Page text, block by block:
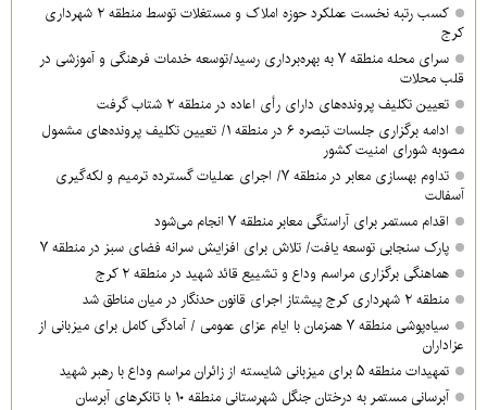
کسب رتبه نخست عملکرد حوزه املاک و مستغلات توسط منطقه ۲ شهرداری
کرج
سرای محله منطقه ۷ به بهره‌برداری رسید/توسعه خدمات فرهنگی و آموزشی در
قلب محلات
تعیین تکلیف پرونده‌های دارای رأی اعاده در منطقه ۲ شتاب گرفت
ادامه برگزاری جلسات تبصره ۶ در منطقه ۱/ تعیین تکلیف پرونده‌های مشمول
مصوبه شورای امنیت کشور
تداوم بهسازی معابر در منطقه ۷/ اجرای عملیات گسترده ترمیم و لکه‌گیری
آسفالت
اقدام مستمر برای آراستگی معابر منطقه ۷ انجام می‌شود
پارک سنجابی توسعه یافت/ تلاش برای افزایش سرانه فضای سبز در منطقه ۷
هماهنگی برگزاری مراسم وداع و تشییع قائد شهید در منطقه ۲ کرج
منطقه ۲ شهرداری کرج پیشتاز اجرای قانون حدنگار در میان مناطق شد
سیاه‌پوشی منطقه ۷ همزمان با ایام عزای عمومی / آمادگی کامل برای میزبانی از
عزاداران
تمهیدات منطقه ۵ برای میزبانی شایسته از زائران مراسم وداع با رهبر شهید
آبرسانی مستمر به درختان جنگل شهرستانی منطقه ۱۰ با تانکرهای آبرسان